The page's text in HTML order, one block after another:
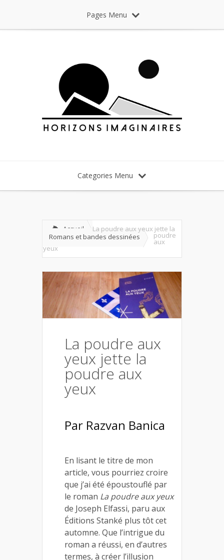
Pages Menu
Categories Menu
Accueil
Romans et bandes dessinées
La poudre aux yeux jette la
poudre
aux
yeux
La poudre aux
yeux jette la
poudre aux
yeux
Par Razvan Banica
En lisant le titre de mon
article, vous pourriez croire
que j’ai été époustouflé par
le roman La poudre aux yeux
de Joseph Elfassi, paru aux
Éditions Stanké plus tôt cet
automne. Que l’intrigue du
roman a réussi, en d’autres
termes, à créer l’illusion